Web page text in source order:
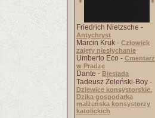
Friedrich Nietzsche -
Antychryst
Marcin Kruk - Człowiek
zajęty niesłychanie
Umberto Eco - Cmentarz
w Pradze
Dante - Biesiada
Tadeusz Żeleński-Boy -
Dziewice konsystorskie.
Dzika gospodarka
małżeńska konsystorzy
katolickich